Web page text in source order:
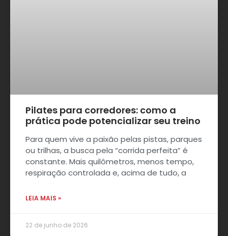
Pilates para corredores: como a
prática pode potencializar seu treino
Para quem vive a paixão pelas pistas, parques
ou trilhas, a busca pela “corrida perfeita” é
constante. Mais quilômetros, menos tempo,
respiração controlada e, acima de tudo, a
LEIA MAIS »
22 de junho de 2026